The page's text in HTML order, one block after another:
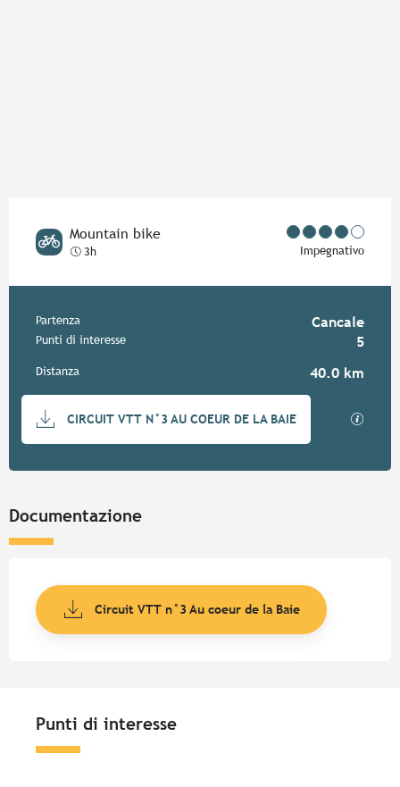
Mountain bike
3h Impegnativo
Informazioni pratiche
Partenza Cancale
Punti di interesse 5
Distanza 40.0 km
Documentazione
CIRCUIT VTT N°3 AU COEUR DE LA BAIE I file
Documentazione
Circuit VTT n°3 Au coeur de la Baie
Punti di interesse